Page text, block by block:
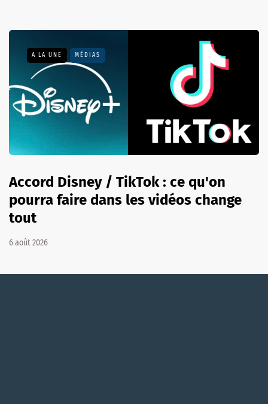
A LA UNE MÉDIAS
Accord Disney / TikTok : ce qu'on
pourra faire dans les vidéos change
tout
6 août 2026